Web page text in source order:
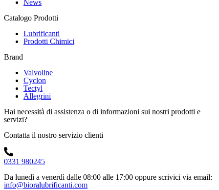
News
Catalogo Prodotti
Lubrificanti
Prodotti Chimici
Brand
Valvoline
Cyclon
Tectyl
Allegrini
Hai necessità di assistenza o di informazioni sui nostri prodotti e
servizi?
Contatta il nostro servizio clienti
0331 980245
Da lunedì a venerdì dalle 08:00 alle 17:00 oppure scrivici via email:
info@bioralubrificanti.com